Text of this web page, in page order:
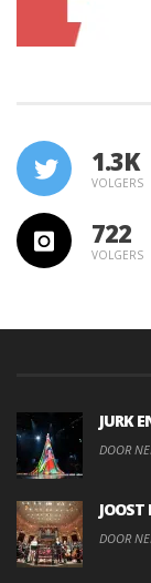
1.3K
VOLGERS
722
VOLGERS
JURK
DOOR
JOOST
DOOR